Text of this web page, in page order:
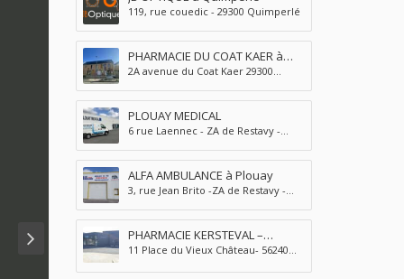
119, rue couedic - 29300 Quimperlé
PHARMACIE DU COAT KAER à
Quimperlé
2A avenue du Coat Kaer 29300
PLOUAY MEDICAL
6 rue Laennec - ZA de Restavy -
ALFA AMBULANCE à Plouay
3, rue Jean Brito -ZA de Restavy -
PHARMACIE KERSTEVAL –
PLOUAY
11 Place du Vieux Château- 56240